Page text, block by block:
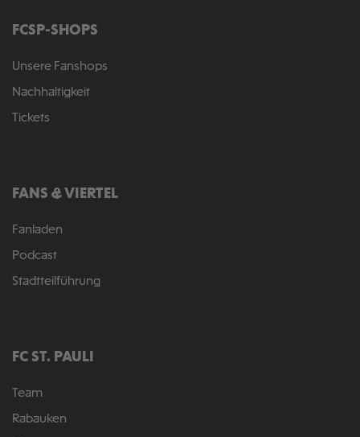
FCSP-SHOPS
Unsere Fanshops
Nachhaltigkeit
Tickets
FANS & VIERTEL
Fanladen
Podcast
Stadtteilführung
FC ST. PAULI
Team
Rabauken